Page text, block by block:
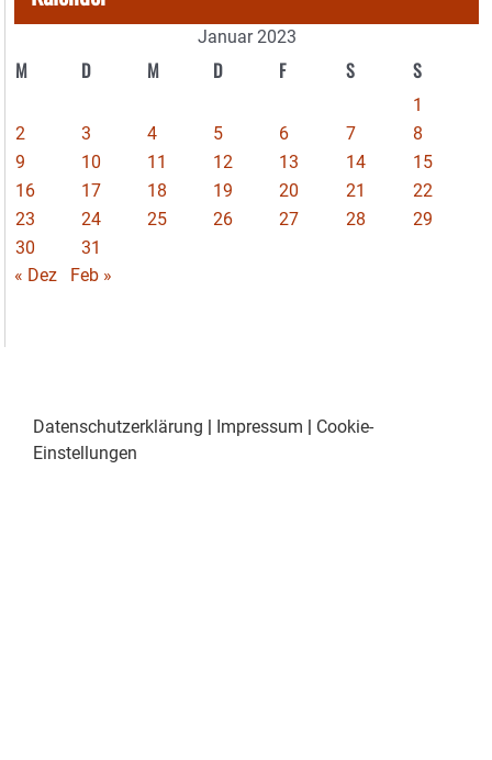
Januar 2023
M D M D F S S
1
2
3 4 5 6 7
8
9
10 11 12 13 14
15
16
17 18 19 20 21
22
23
24 25 26 27 28
29
30
31
« Dez
Feb »
Datenschutzerklärung | Impressum | Cookie-
Einstellungen